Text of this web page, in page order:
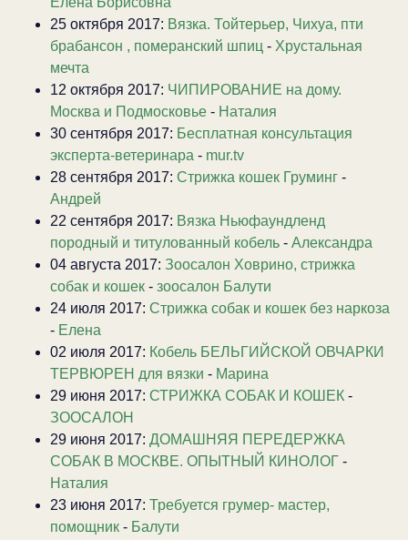
25 октября 2017: Вязка. Тойтерьер, Чихуа, пти
брабансон , померанский шпиц - Хрустальная
мечта
12 октября 2017: ЧИПИРОВАНИЕ на дому.
Москва и Подмосковье - Наталия
30 сентября 2017: Бесплатная консультация
эксперта-ветеринара - mur.tv
28 сентября 2017: Стрижка кошек Груминг -
Андрей
22 сентября 2017: Вязка Ньюфаундленд
породный и титулованный кобель - Александра
04 августа 2017: Зоосалон Ховрино, стрижка
собак и кошек - зоосалон Балути
24 июля 2017: Стрижка собак и кошек без наркоза
- Елена
02 июля 2017: Кобель БЕЛЬГИЙСКОЙ ОВЧАРКИ
ТЕРВЮРЕН для вязки - Марина
29 июня 2017: СТРИЖКА СОБАК И КОШЕК -
ЗООСАЛОН
29 июня 2017: ДОМАШНЯЯ ПЕРЕДЕРЖКА
СОБАК В МОСКВЕ. ОПЫТНЫЙ КИНОЛОГ -
Наталия
23 июня 2017: Требуется грумер- мастер,
помощник - Балути